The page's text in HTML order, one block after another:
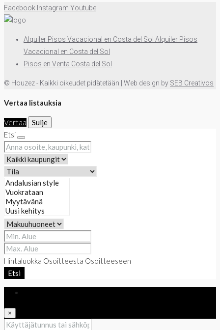
Facebook Instagram Youtube
Alquiler Pisos Vacacional en Costa del Sol Alquiler Pisos
Vacacional en Costa del Sol
Pisos en Venta Costa del Sol
© Houzez - Kaikki oikeudet pidätetään | Web design by SEB Creativos
Vertaa listauksia
Vertaa
Sulje
Etsi
Hintaluokka Osoitteesta Osoitteeseen
Etsi
×